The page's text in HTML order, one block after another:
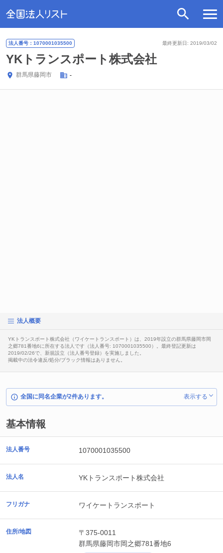
最終更新日: 2019/03/02
法人番号：1070001035500
YKトランスポート株式会社
群馬県藤岡市 -
法人概要
YKトランスポート株式会社（ワイケートランスポート）は、2019年設立の群馬県藤岡市岡
之郷781番地6に所在する法人です（法人番号: 1070001035500）。最終登記更新は
2019/02/26で、新規設立（法人番号登録）を実施しました。
掲載中の法令違反/処分/ブラック情報はありません。
全国に同名企業が2件あります。 表示する
基本情報
法人番号 1070001035500
法人名 YKトランスポート株式会社
フリガナ ワイケートランスポート
住所/地図
〒375-0011
群馬県藤岡市岡之郷781番地6